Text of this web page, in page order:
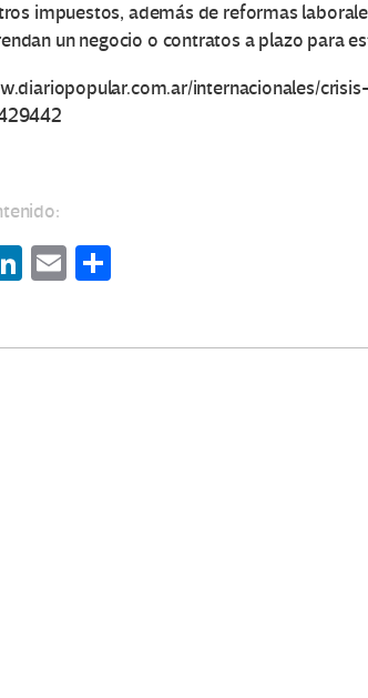
impuestos, además de reformas
un negocio o contratos a plazo para
internacionales/
Li
E